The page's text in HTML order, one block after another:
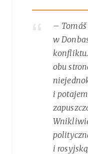
–
w
obu
i
i